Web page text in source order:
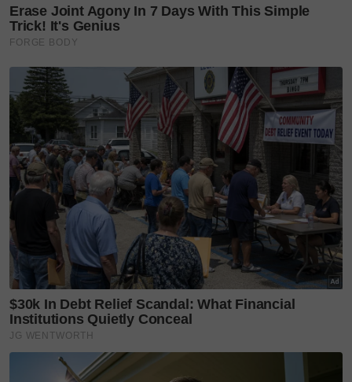
"Momen seorang lelaki cuba menyelamatkan
seorang kanak-kanak perempuan.
"Respectbuatnya, selamatkan anak kecil daripada
kapal yang terbakar," titipnya yang dipetik dari
Instagram Folkkonoha.
Sementara itu, menurut jurucakap operasi, Jerry,
setakat ini masih belum ada kepastian mengenai
punca sebenar kebakaran mahupun waktu tepat
insiden itu bermula.
Beliau juga belum dapat mengesahkan jumlah
penumpang atau mangsa yang terlibat secara
langsung dalam kejadian tersebut.
“Kita masih menunggu laporan lengkap dari pasukan
di lapangan,” katanya.
Dalam pada itu, pasukan penyelamat masih